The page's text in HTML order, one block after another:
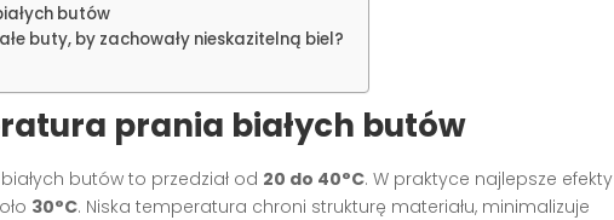
butów
buty, by zachowały nieskazitelną biel?
prania białych butów
białych butów to przedział od 20 do 40°C. W praktyce najlepsze efekty
30°C. Niska temperatura chroni strukturę materiału, minimalizuje